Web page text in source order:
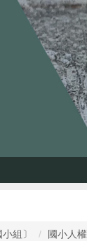
組〕 國小人